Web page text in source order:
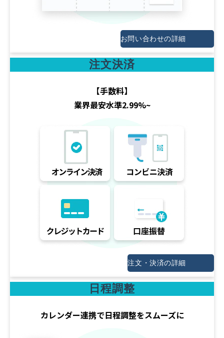
お問い合わせの詳細
注文決済
【手数料】
業界最安水準2.99%~
注文・決済の詳細
日程調整
カレンダー連携で日程調整をスムーズに